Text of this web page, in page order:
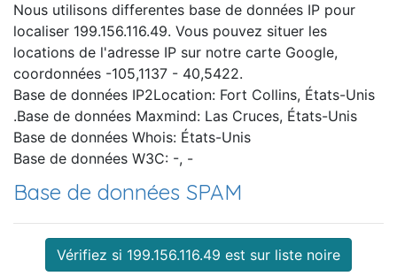
Nous utilisons differentes base de données IP pour
localiser 199.156.116.49. Vous pouvez situer les
locations de l'adresse IP sur notre carte Google,
coordonnées -105,1137 - 40,5422.
Base de données IP2Location: Fort Collins, États-Unis
.Base de données Maxmind: Las Cruces, États-Unis
Base de données Whois: États-Unis
Base de données W3C: -, -
Base de données SPAM
Vérifiez si 199.156.116.49 est sur liste noire